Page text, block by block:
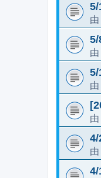
5/
由
5/
由
5/
由
由
4/
由
4/